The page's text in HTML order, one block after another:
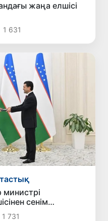
елшісі
1 631
министрі
сенім
қабылдады
1 731